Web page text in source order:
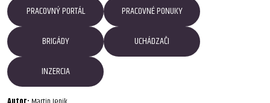
PRACOVNÝ PORTÁL
PRACOVNÉ PONUKY
BRIGÁDY
UCHÁDZAČI
INZERCIA